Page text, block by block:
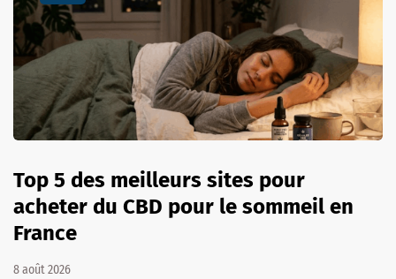
Top 5 des meilleurs sites pour
acheter du CBD pour le sommeil en
France
8 août 2026